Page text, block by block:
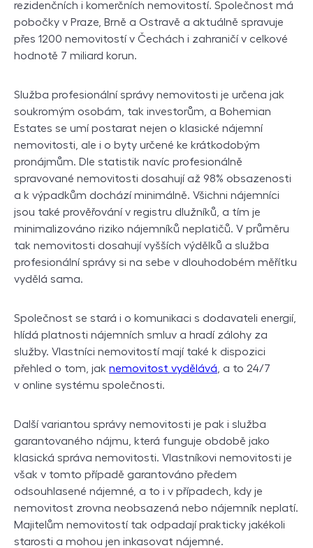
rezidenčních i komerčních nemovitostí. Společnost má
pobočky v Praze, Brně a Ostravě a aktuálně spravuje
přes 1200 nemovitostí v Čechách i zahraničí v celkové
hodnotě 7 miliard korun.
Služba profesionální správy nemovitosti je určena jak
soukromým osobám, tak investorům, a Bohemian
Estates se umí postarat nejen o klasické nájemní
nemovitosti, ale i o byty určené ke krátkodobým
pronájmům. Dle statistik navíc profesionálně
spravované nemovitosti dosahují až 98% obsazenosti
a k výpadkům dochází minimálně. Všichni nájemníci
jsou také prověřování v registru dlužníků, a tím je
minimalizováno riziko nájemníků neplatičů. V průměru
tak nemovitosti dosahují vyšších výdělků a služba
profesionální správy si na sebe v dlouhodobém měřítku
vydělá sama.
Společnost se stará i o komunikaci s dodavateli energií,
hlídá platnosti nájemních smluv a hradí zálohy za
služby. Vlastníci nemovitostí mají také k dispozici
přehled o tom, jak nemovitost vydělává , a to 24/7
v online systému společnosti.
Další variantou správy nemovitosti je pak i služba
garantovaného nájmu, která funguje obdobě jako
klasická správa nemovitosti. Vlastníkovi nemovitosti je
však v tomto případě garantováno předem
odsouhlasené nájemné, a to i v případech, kdy je
nemovitost zrovna neobsazená nebo nájemník neplatí.
Majitelům nemovitostí tak odpadají prakticky jakékoli
starosti a mohou jen inkasovat nájemné.